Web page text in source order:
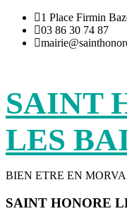
Aller
contenu
1 Place Firmin
03 86 30 74 87
SAINT
LES
BIEN ETRE EN
SAINT HONORE